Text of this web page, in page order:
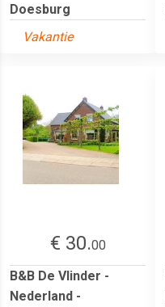
Doesburg
Vakantie
€ 30.00
B&B De Vlinder -
Nederland -